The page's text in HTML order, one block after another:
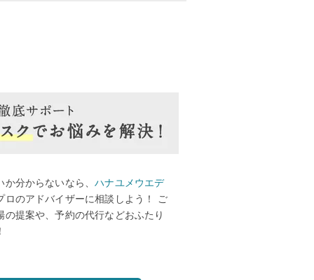
か分からないなら、ハナユメウエデ
ロのアドバイザーに相談しよう！ ご
の提案や、予約の代行などおふたり